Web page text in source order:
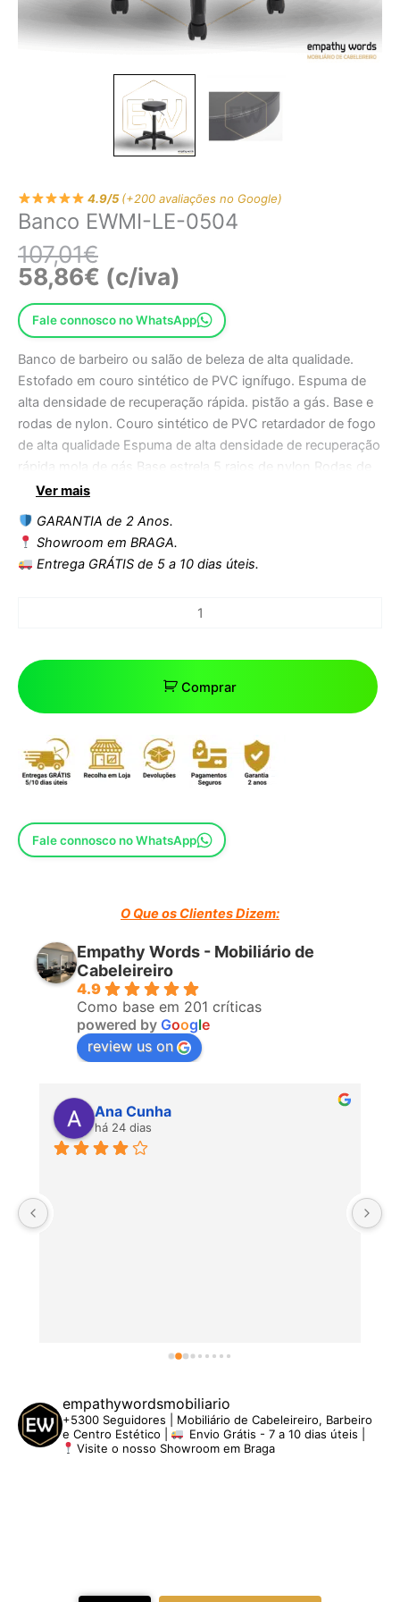
4.9/5(+200 avaliações no Google)
Banco EWMI-LE-0504
107,01€
58,86€ (c/iva)
Fale connosco no WhatsApp
Banco de barbeiro ou salão de beleza de alta qualidade.
Estofado em couro sintético de PVC ignífugo. Espuma de
alta densidade de recuperação rápida. pistão a gás. Base e
rodas de nylon. Couro sintético de PVC retardador de fogo
de alta qualidade Espuma de alta densidade de recuperação
rápida mola de gás Base estrela 5 raios de nylon Rodas de
nylon destacáveis Unidade de embalagem em caixa de
Ver mais
GARANTIA de 2 Anos.
Showroom em BRAGA.
Entrega GRÁTIS de 5 a 10 dias úteis.
Comprar
Fale connosco no WhatsApp
O Que os Clientes Dizem:
Empathy Words - Mobiliário de
Cabeleireiro
4.9
Como base em 201 críticas
powered by Google
review us on
Ana Cunha
há 24 dias
empathywordsmobiliario
+5300 Seguidores | Mobiliário de Cabeleireiro, Barbeiro
e Centro Estético |
Envio Grátis - 7 a 10 dias úteis |
Visite o nosso Showroom em Braga